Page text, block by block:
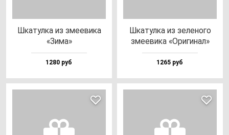
Шка­тул­ка из зме­еви­ка
«Зима»
1280 руб
Шка­тул­ка из зе­ле­но­го
зме­еви­ка «Ори­ги­нал»
1265 руб